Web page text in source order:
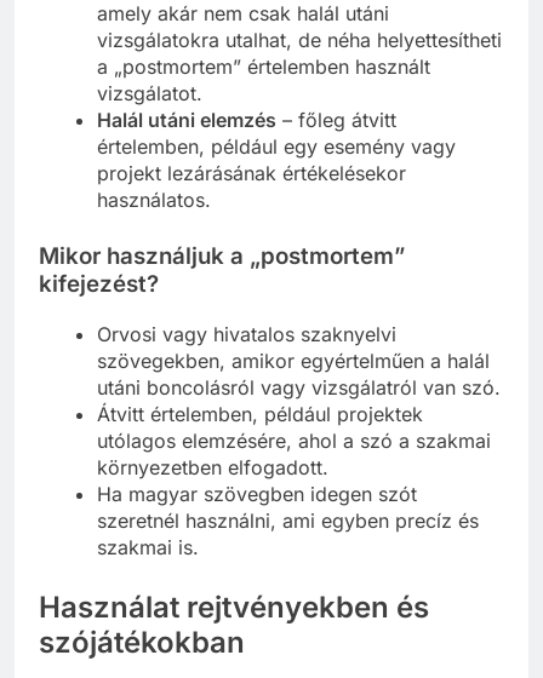
amely akár nem csak halál utáni
vizsgálatokra utalhat, de néha helyettesítheti
a „postmortem” értelemben használt
vizsgálatot.
Halál utáni elemzés – főleg átvitt
értelemben, például egy esemény vagy
projekt lezárásának értékelésekor
használatos.
Mikor használjuk a „postmortem”
kifejezést?
Orvosi vagy hivatalos szaknyelvi
szövegekben, amikor egyértelműen a halál
utáni boncolásról vagy vizsgálatról van szó.
Átvitt értelemben, például projektek
utólagos elemzésére, ahol a szó a szakmai
környezetben elfogadott.
Ha magyar szövegben idegen szót
szeretnél használni, ami egyben precíz és
szakmai is.
Használat rejtvényekben és
szójátékokban